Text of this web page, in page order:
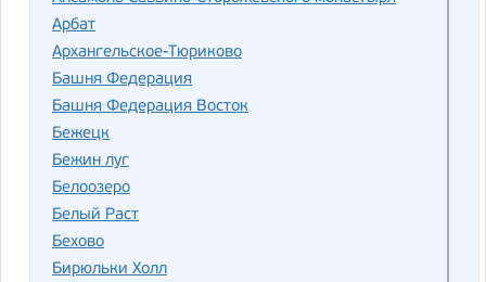
Арбат
Архангельское-Тюриково
Башня Федерация
Башня Федерация Восток
Бежецк
Бежин луг
Белоозеро
Белый Раст
Бехово
Бирюльки Холл